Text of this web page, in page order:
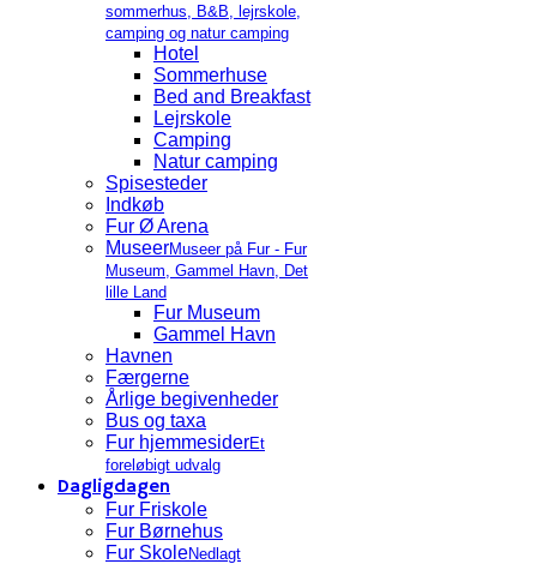
sommerhus, B&B, lejrskole,
camping og natur camping
Hotel
Sommerhuse
Bed and Breakfast
Lejrskole
Camping
Natur camping
Spisesteder
Indkøb
Fur Ø Arena
MuseerMuseer på Fur - Fur
Museum, Gammel Havn, Det
lille Land
Fur Museum
Gammel Havn
Havnen
Færgerne
Årlige begivenheder
Bus og taxa
Fur hjemmesiderEt
foreløbigt udvalg
Dagligdagen
Fur Friskole
Fur Børnehus
Fur SkoleNedlagt